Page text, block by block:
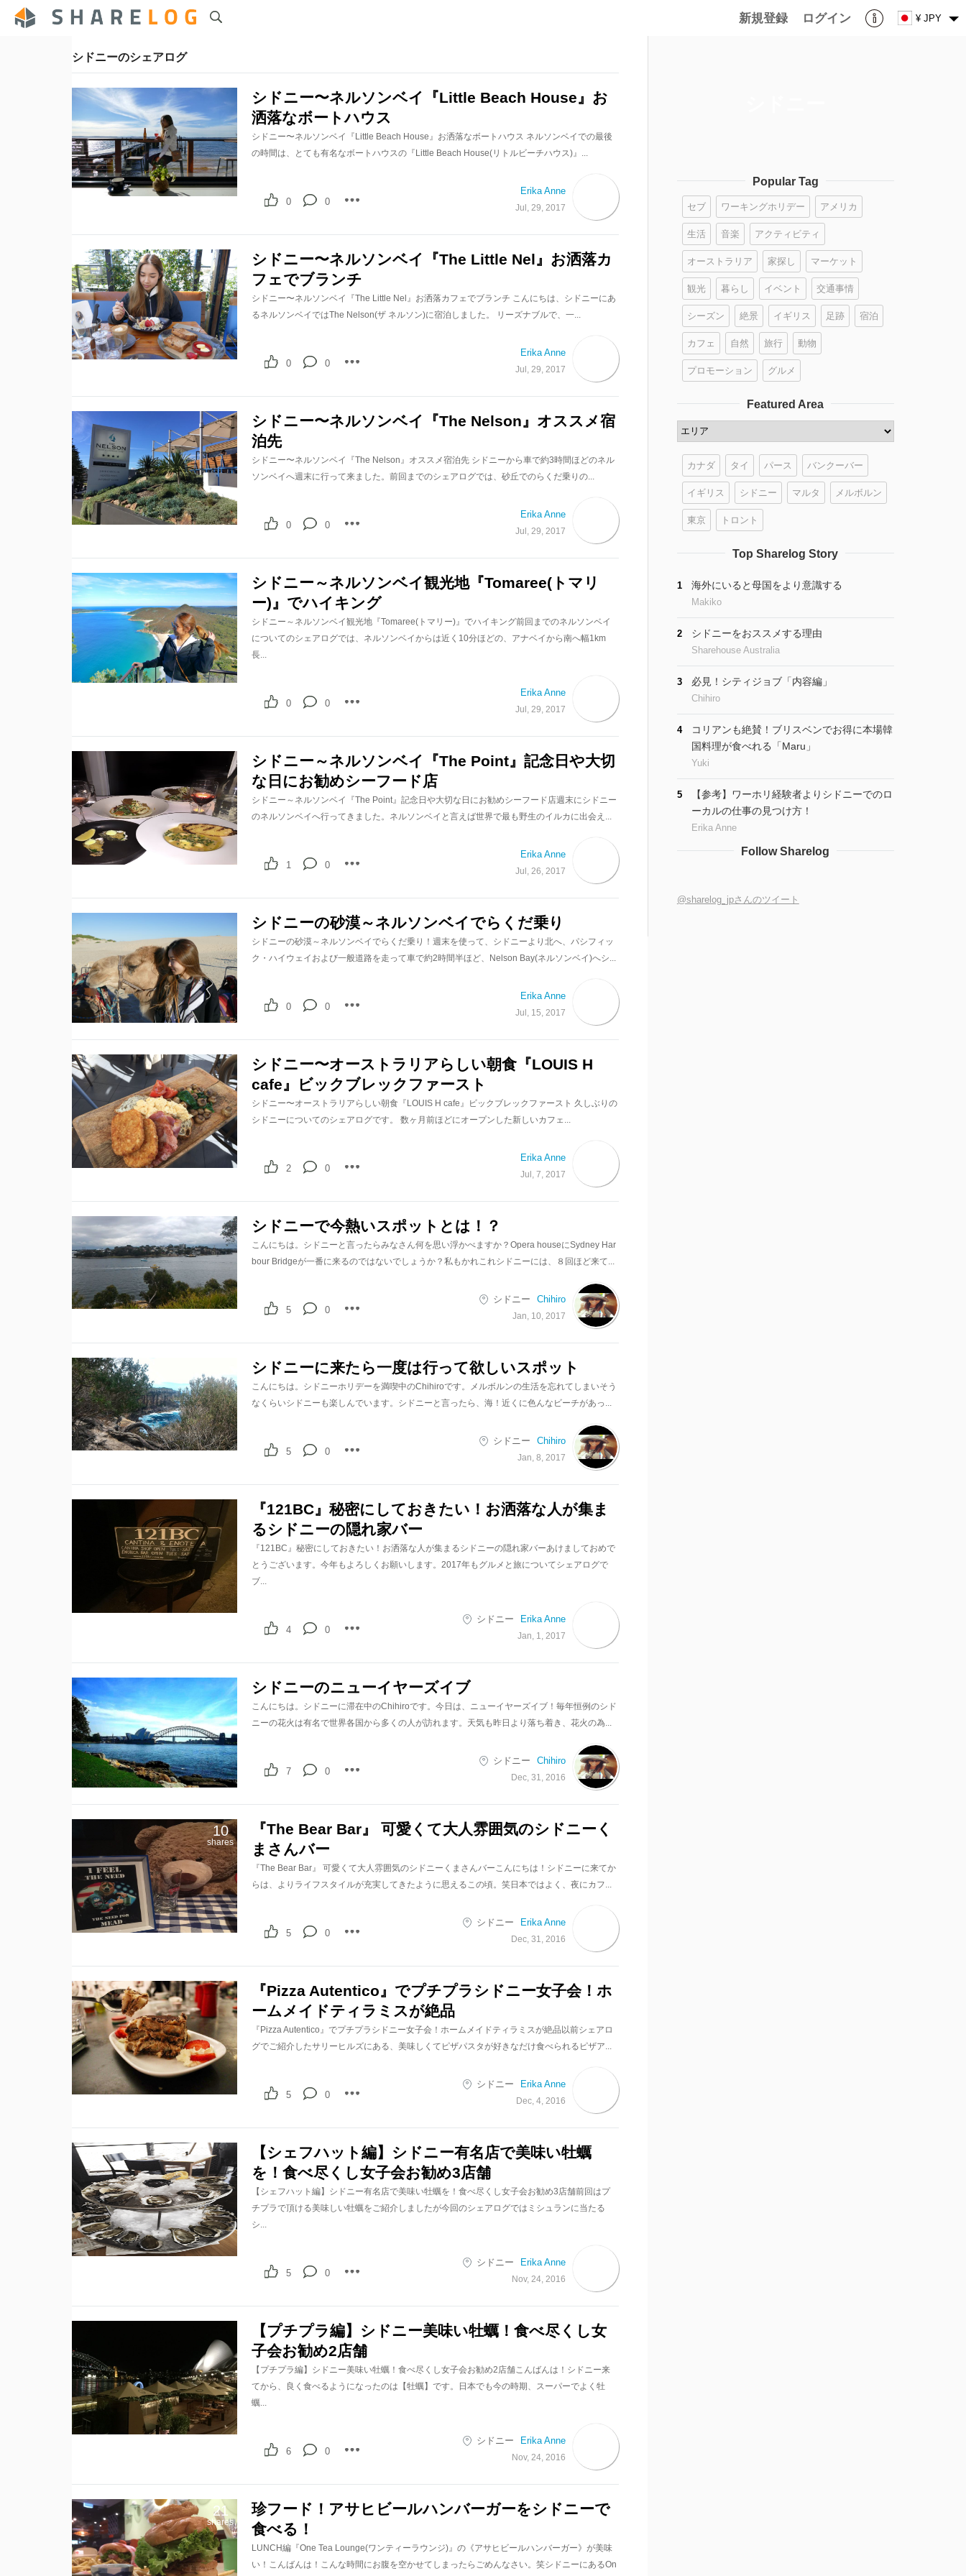
新規登録 ログイン ¥ JPY
シドニーのシェアログ
シドニー〜ネルソンベイ『Little Beach House』お
洒落なボートハウス
シドニー〜ネルソンベイ『Little Beach House』お洒落なボートハウス ネルソンベイでの最後
の時間は、とても有名なボートハウスの『Little Beach House(リトルビーチハウス)』...
Erika Anne
Jul, 29, 2017
0
0
シドニー〜ネルソンベイ『The Little Nel』お洒落カ
フェでブランチ
シドニー〜ネルソンベイ『The Little Nel』お洒落カフェでブランチ こんにちは、シドニーにあ
るネルソンベイではThe Nelson(ザ ネルソン)に宿泊しました。 リーズナブルで、一...
Erika Anne
Jul, 29, 2017
0
0
シドニー〜ネルソンベイ『The Nelson』オススメ宿
泊先
シドニー〜ネルソンベイ『The Nelson』オススメ宿泊先 シドニーから車で約3時間ほどのネル
ソンベイへ週末に行って来ました。前回までのシェアログでは、砂丘でのらくだ乗りの...
Erika Anne
Jul, 29, 2017
0
0
シドニー～ネルソンベイ観光地『Tomaree(トマリ
ー)』でハイキング
シドニー～ネルソンベイ観光地『Tomaree(トマリー)』でハイキング前回までのネルソンベイ
についてのシェアログでは、ネルソンベイからは近く10分ほどの、アナベイから南へ幅1km
長...
Erika Anne
Jul, 29, 2017
0
0
シドニー～ネルソンベイ『The Point』記念日や大切
な日にお勧めシーフード店
シドニー～ネルソンベイ『The Point』記念日や大切な日にお勧めシーフード店週末にシドニー
のネルソンベイへ行ってきました。ネルソンベイと言えば世界で最も野生のイルカに出会え...
Erika Anne
Jul, 26, 2017
0
1
シドニーの砂漠～ネルソンベイでらくだ乗り
シドニーの砂漠～ネルソンベイでらくだ乗り！週末を使って、シドニーより北へ、パシフィッ
ク・ハイウェイおよび一般道路を走って車で約2時間半ほど、Nelson Bay(ネルソンベイ)へシ...
Erika Anne
Jul, 15, 2017
0
0
シドニー〜オーストラリアらしい朝食『LOUIS H
cafe』ビックブレックファースト
シドニー〜オーストラリアらしい朝食『LOUIS H cafe』ビックブレックファースト 久しぶりの
シドニーについてのシェアログです。 数ヶ月前ほどにオープンした新しいカフェ...
Erika Anne
Jul, 7, 2017
0
2
シドニーで今熱いスポットとは！？
こんにちは。シドニーと言ったらみなさん何を思い浮かべますか？Opera houseにSydney Har
bour Bridgeが一番に来るのではないでしょうか？私もかれこれシドニーには、８回ほど来て...
シドニー Chihiro
Jan, 10, 2017
0
5
シドニーに来たら一度は行って欲しいスポット
こんにちは。シドニーホリデーを満喫中のChihiroです。メルボルンの生活を忘れてしまいそう
なくらいシドニーも楽しんでいます。シドニーと言ったら、海！近くに色んなビーチがあっ...
シドニー Chihiro
Jan, 8, 2017
0
5
『121BC』秘密にしておきたい！お洒落な人が集ま
るシドニーの隠れ家バー
『121BC』秘密にしておきたい！お洒落な人が集まるシドニーの隠れ家バーあけましておめで
とうございます。今年もよろしくお願いします。2017年もグルメと旅についてシェアログで
ブ...
シドニー Erika Anne
Jan, 1, 2017
0
4
シドニーのニューイヤーズイブ
こんにちは。シドニーに滞在中のChihiroです。今日は、ニューイヤーズイブ！毎年恒例のシド
ニーの花火は有名で世界各国から多くの人が訪れます。天気も昨日より落ち着き、花火の為...
シドニー Chihiro
Dec, 31, 2016
0
7
『The Bear Bar』 可愛くて大人雰囲気のシドニーく
まさんバー
『The Bear Bar』 可愛くて大人雰囲気のシドニーくまさんバーこんにちは！シドニーに来てか
らは、よりライフスタイルが充実してきたように思えるこの頃。笑日本ではよく、夜にカフ...
シドニー Erika Anne
Dec, 31, 2016
0
5
10
shares
『Pizza Autentico』でプチプラシドニー女子会！ホ
ームメイドティラミスが絶品
『Pizza Autentico』でプチプラシドニー女子会！ホームメイドティラミスが絶品以前シェアロ
グでご紹介したサリーヒルズにある、美味しくてピザパスタが好きなだけ食べられるピザア...
シドニー Erika Anne
Dec, 4, 2016
0
5
【シェフハット編】シドニー有名店で美味い牡蠣
を！食べ尽くし女子会お勧め3店舗
【シェフハット編】シドニー有名店で美味い牡蠣を！食べ尽くし女子会お勧め3店舗前回はプ
チプラで頂ける美味しい牡蠣をご紹介しましたが今回のシェアログではミシュランに当たる
シ...
シドニー Erika Anne
Nov, 24, 2016
0
5
【プチプラ編】シドニー美味い牡蠣！食べ尽くし女
子会お勧め2店舗
【プチプラ編】シドニー美味い牡蠣！食べ尽くし女子会お勧め2店舗こんばんは！シドニー来
てから、良く食べるようになったのは【牡蠣】です。日本でも今の時期、スーパーでよく牡
蠣...
シドニー Erika Anne
Nov, 24, 2016
0
6
珍フード！アサヒビールハンバーガーをシドニーで
食べる！
LUNCH編『One Tea Lounge(ワンティーラウンジ)』の《アサヒビールハンバーガー》が美味
い！こんばんは！こんな時間にお腹を空かせてしまったらごめんなさい。笑シドニーにあるOn
21
shares
Popular Tag
セブ ワーキングホリデー アメリカ
生活 音楽 アクティビティ
オーストラリア 家探し マーケット
観光 暮らし イベント 交通事情
シーズン 絶景 イギリス 足跡 宿泊
カフェ 自然 旅行 動物
プロモーション グルメ
Featured Area
カナダ タイ パース バンクーバー
イギリス シドニー マルタ メルボルン
東京 トロント
Top Sharelog Story
1 海外にいると母国をより意識する
Makiko
2 シドニーをおススメする理由
Sharehouse Australia
3 必見！シティジョブ「内容編」
Chihiro
4
コリアンも絶賛！ブリスベンでお得に本場韓
国料理が食べれる「Maru」
Yuki
5
【参考】ワーホリ経験者よりシドニーでのロ
ーカルの仕事の見つけ方！
Erika Anne
Follow Sharelog
@sharelog_jpさんのツイート